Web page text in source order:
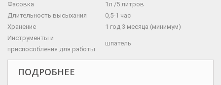
Фасовка
1л /5 литров
Длительность высыхания
0,5-1 час
Хранение
1 год 3 месяца (минимум)
Инструменты и
приспособления для работы
шпатель
ПОДРОБНЕЕ